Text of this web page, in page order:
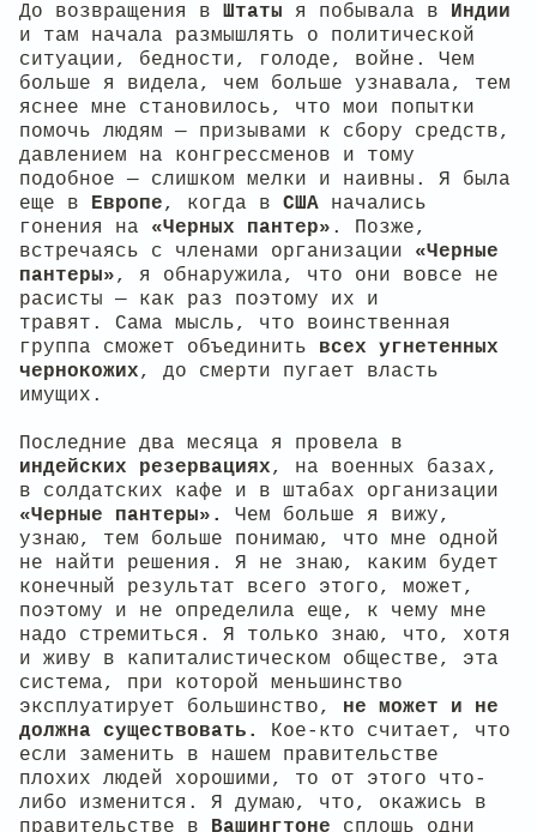
До возвращения в Штаты я побывала в Индии
и там начала размышлять о политической
ситуации, бедности, голоде, войне. Чем
больше я видела, чем больше узнавала, тем
яснее мне становилось, что мои попытки
помочь людям — призывами к сбору средств,
давлением на конгрессменов и тому
подобное — слишком мелки и наивны. Я была
еще в Европе, когда в США начались
гонения на «Черных пантер» . Позже,
встречаясь с членами организации «Черные
пантеры», я обнаружила, что они вовсе не
расисты — как раз поэтому их и
травят. Сама мысль, что воинственная
группа сможет объединить всех угнетенных
чернокожих, до смерти пугает власть
имущих.
Последние два месяца я провела в
индейских резервациях, на военных базах,
в солдатских кафе и в штабах организации
«Черные пантеры». Чем больше я вижу,
узнаю, тем больше понимаю, что мне одной
не найти решения. Я не знаю, каким будет
конечный результат всего этого, может,
поэтому и не определила еще, к чему мне
надо стремиться. Я только знаю, что, хотя
и живу в капиталистическом обществе, эта
система, при которой меньшинство
эксплуатирует большинство,
не может и не
должна существовать.
Кое-кто считает, что
если заменить в нашем правительстве
плохих людей хорошими, то от этого что-
либо изменится. Я думаю, что, окажись в
правительстве в Вашингтоне сплошь одни